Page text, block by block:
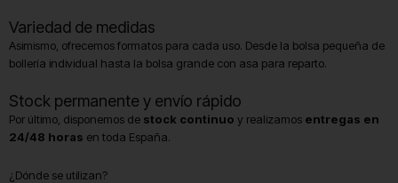
Variedad de medidas
Asimismo, ofrecemos formatos para cada uso. Desde la bolsa pequeña de
bollería individual hasta la bolsa grande con asa para reparto.
Stock permanente y envío rápido
Por último, disponemos de stock continuo y realizamos entregas en
24/48 horas en toda España.
¿Dónde se utilizan?